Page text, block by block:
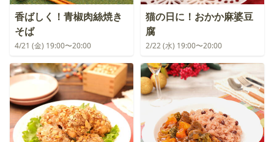
香ばしく！青椒肉絲焼き
そば
4/21 (金) 19:00〜20:00
猫の日に！おかか麻婆豆
腐
2/22 (水) 19:00〜20:00